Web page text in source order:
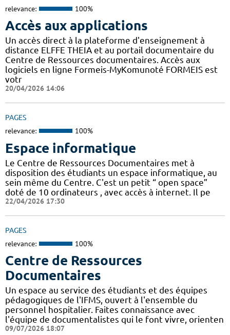
relevance: 100%
Accès aux applications
Un accès direct à la plateforme d'enseignement à
distance ELFFE THEIA et au portail documentaire du
Centre de Ressources documentaires. Accès aux
logiciels en ligne Formeis-MyKomunoté FORMEIS est
votr
20/04/2026 14:06
PAGES
relevance: 100%
Espace informatique
Le Centre de Ressources Documentaires met à
disposition des étudiants un espace informatique, au
sein même du Centre. C'est un petit “ open space”
doté de 10 ordinateurs , avec accès à internet. Il pe
22/04/2026 17:30
PAGES
relevance: 100%
Centre de Ressources
Documentaires
Un espace au service des étudiants et des équipes
pédagogiques de l'IFMS, ouvert à l'ensemble du
personnel hospitalier. Faites connaissance avec
l'équipe de documentalistes qui le font vivre, orienten
09/07/2026 18:07